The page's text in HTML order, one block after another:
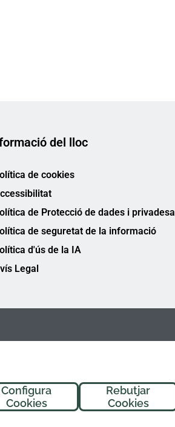
Rebutjar
Cookies
Configura
Cookies
del lloc
de cookies
de Protecció de dades i privadesa
de seguretat de la informació
d'ús de la IA
Legal